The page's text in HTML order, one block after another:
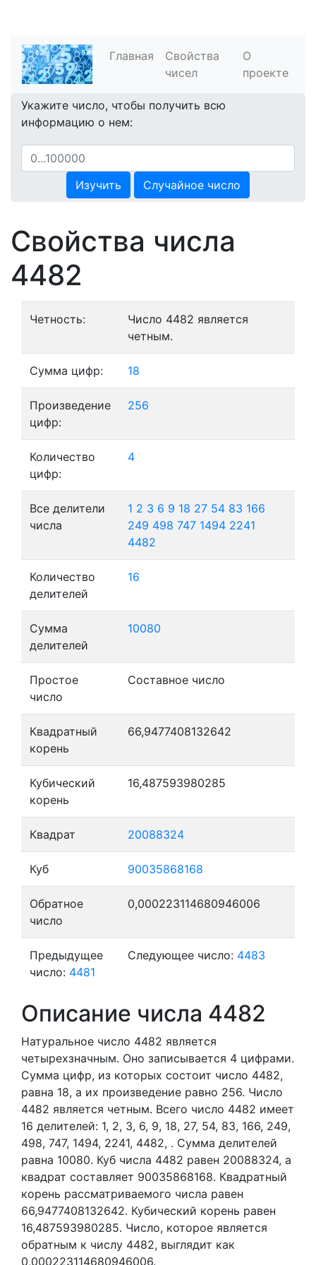
Главная
Свойства
чисел
О
проекте
Укажите число, чтобы получить всю
информацию о нем:
Изучить Случайное число
Свойства числа
4482
Четность:
Число 4482 является
четным.
Сумма цифр: 18
Произведение
цифр:
256
Количество
цифр:
4
Все делители
числа
1 2 3 6 9 18 27 54 83 166
249 498 747 1494 2241
4482
Количество
делителей
16
Сумма
делителей
10080
Простое
число
Составное число
Квадратный
корень
66,9477408132642
Кубический
корень
16,487593980285
Квадрат 20088324
Куб 90035868168
Обратное
число
0,000223114680946006
Предыдущее
число: 4481
Следующее число: 4483
Описание числа 4482
Натуральное число 4482 является
четырехзначным. Оно записывается 4 цифрами.
Сумма цифр, из которых состоит число 4482,
равна 18, а их произведение равно 256. Число
4482 является четным. Всего число 4482 имеет
16 делителей: 1, 2, 3, 6, 9, 18, 27, 54, 83, 166, 249,
498, 747, 1494, 2241, 4482, . Сумма делителей
равна 10080. Куб числа 4482 равен 20088324, а
квадрат составляет 90035868168. Квадратный
корень рассматриваемого числа равен
66,9477408132642. Кубический корень равен
16,487593980285. Число, которое является
обратным к числу 4482, выглядит как
0,000223114680946006.